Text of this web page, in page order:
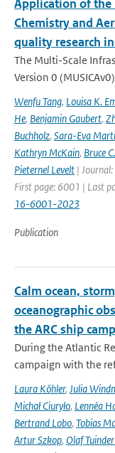
Application of
Chemistry and
quality research
The Multi-Scale
Version 0
Wenfu Tang, Louisa K.
He, Benjamin Gaubert,
Buchholz, Sara-Eva
Kathryn McKain, Bruce
Pieternel Levelt |
First page: 6001 | Last
16-6001-2023
Publication
Calm ocean,
oceanographic
the ARC ship
During the Atlantic
campaign with the
Laura Köhler, Julia
Michał Ciuryło, Lennéa
Bertrand Lobo, Tobias
Artur Szkop, Olaf Tuinder